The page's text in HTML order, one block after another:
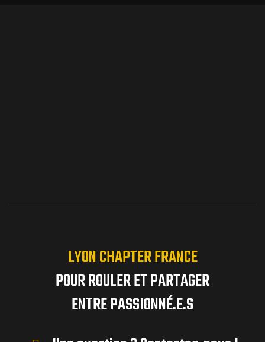
LYON CHAPTER FRANCE
POUR ROULER ET PARTAGER
ENTRE PASSIONNÉ.E.S